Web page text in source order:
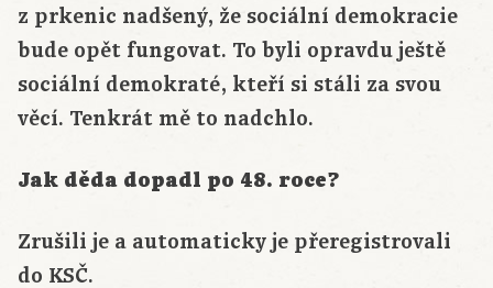
z prkenic nadšený, že sociální demokracie
bude opět fungovat. To byli opravdu ještě
sociální demokraté, kteří si stáli za svou
věcí. Tenkrát mě to nadchlo.
Jak děda dopadl po 48. roce?
Zrušili je a automaticky je přeregistrovali
do KSČ.